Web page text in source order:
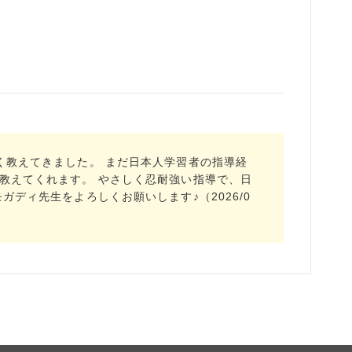
えてきました。 まだ日本人学習者の指導経
えてくれます。 やさしく忍耐強い指導で、日
ディ先生をよろしくお願いします♪（2026/0